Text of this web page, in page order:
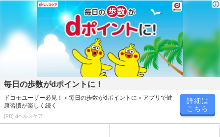
毎日の歩数がdポイントに！
ドコモユーザー必見！＜毎日の歩数がdポイントに＞アプリで健
康習慣が楽しく続く
[PR] dヘルスケア
詳細は
こちら